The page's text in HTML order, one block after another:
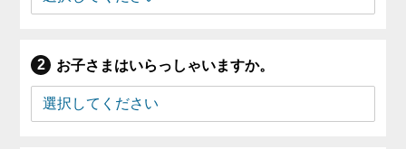
お子さまはいらっしゃいますか。